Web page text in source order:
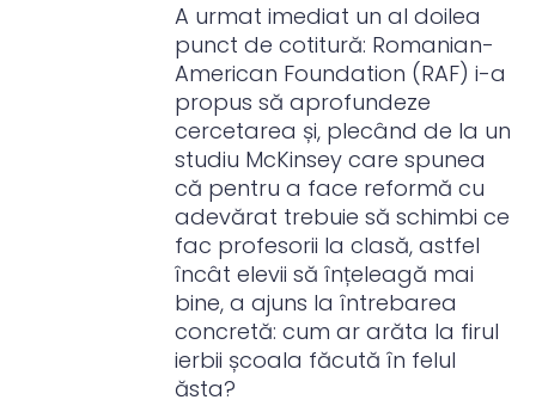
A urmat imediat un al doilea
punct de cotitură: Romanian-
American Foundation (RAF) i-a
propus să aprofundeze
cercetarea și, plecând de la un
studiu McKinsey care spunea
că pentru a face reformă cu
adevărat trebuie să schimbi ce
fac profesorii la clasă, astfel
încât elevii să înțeleagă mai
bine, a ajuns la întrebarea
concretă: cum ar arăta la firul
ierbii școala făcută în felul
ăsta?